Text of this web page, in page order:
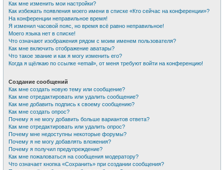
Как мне изменить мои настройки?
Как избежать появления моего имени в списке «Кто сейчас на конференции»?
На конференции неправильное время!
Я изменил часовой пояс, но время всё равно неправильное!
Моего языка нет в списке!
Что означают изображения рядом с моим именем пользователя?
Как мне включить отображение аватары?
Что такое звание и как я могу изменить его?
Когда я щёлкаю по ссылке «email», от меня требуют войти на конференцию!
Создание сообщений
Как мне создать новую тему или сообщение?
Как мне отредактировать или удалить сообщение?
Как мне добавить подпись к своему сообщению?
Как мне создать опрос?
Почему я не могу добавить больше вариантов ответа?
Как мне отредактировать или удалить опрос?
Почему мне недоступны некоторые форумы?
Почему я не могу добавлять вложения?
Почему я получил предупреждение?
Как мне пожаловаться на сообщения модератору?
Что означает кнопка «Сохранить» при создании сообщения?